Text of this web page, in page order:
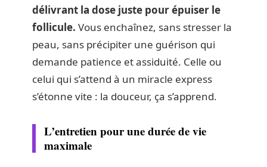
délivrant la dose juste pour épuiser le
follicule. Vous enchaînez, sans stresser la
peau, sans précipiter une guérison qui
demande patience et assiduité. Celle ou
celui qui s’attend à un miracle express
s’étonne vite : la douceur, ça s’apprend.
L’entretien pour une durée de vie
maximale